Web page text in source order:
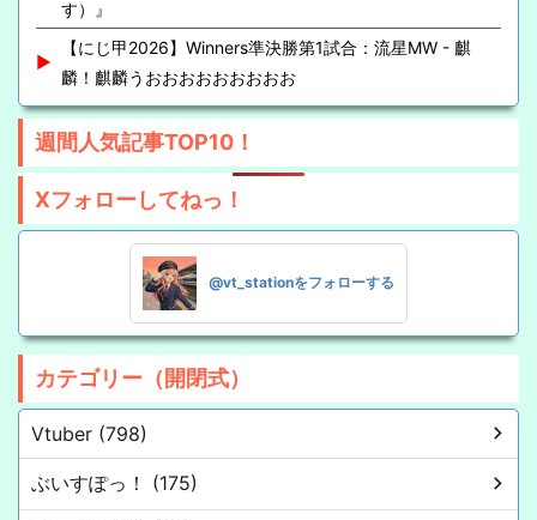
す）』
【にじ甲2026】Winners準決勝第1試合：流星MW - 麒
麟！麒麟うおおおおおおおおお
週間人気記事TOP10！
Xフォローしてねっ！
@vt_stationをフォローする
カテゴリー（開閉式）
Vtuber (798)
ぶいすぽっ！ (175)